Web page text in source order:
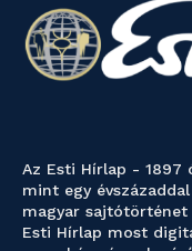
Az Esti Hírlap - 1897
mint egy
magyar sajtótörténet
Esti Hírlap most